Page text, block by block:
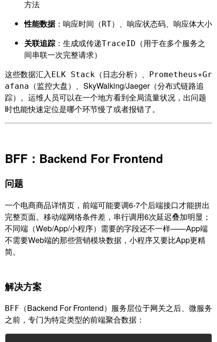
方法
性能数据： 响应时间（RT） 、 响应状态码、 响应体大小
关联追踪 ：生成或传递TraceID （用于在多个服务之
间串联一次完整请求）
这些数据汇入 ELK Stack （日志分析）、
Prometheus+Gr
afana （监控大盘）、SkyWalking/Jaeger（分布式链路追
踪）。运维人员可以在一个地方看到全局流量状况，出问题
时也能快速定位是哪个环节慢了或者报错了。
BFF：Backend For Frontend
问题
一个电商商品详情页，前端可能要调6-7个后端接口才能拼出
完整页面。移动端网络条件差，串行调用6次延迟叠加明显；
不同端（Web/App/小程序）需要的字段还不一样——App端
不需要Web端的那些营销模块数据，小程序又要比App更精
简。
解决方案
BFF （Backend For Frontend）服务层位于网关之后、微服务
之前，专门为特定类型的前端聚合数据：